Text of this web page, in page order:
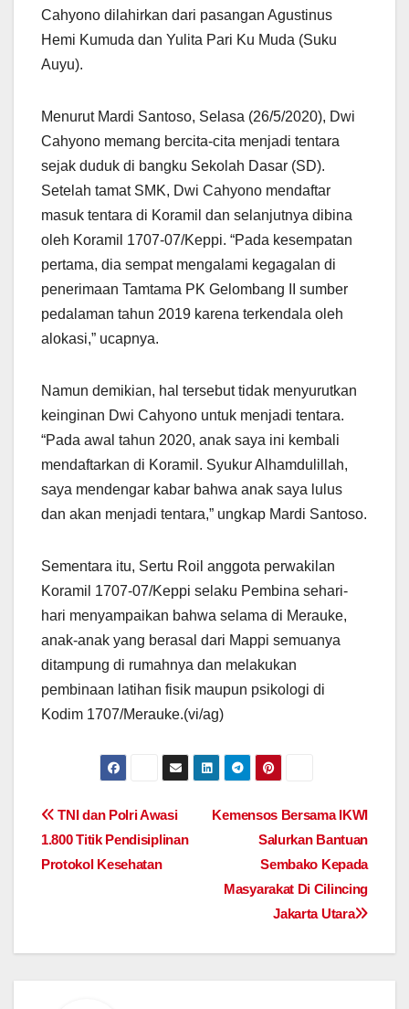
Cahyono dilahirkan dari pasangan Agustinus
Hemi Kumuda dan Yulita Pari Ku Muda (Suku
Auyu).
Menurut Mardi Santoso, Selasa (26/5/2020), Dwi
Cahyono memang bercita-cita menjadi tentara
sejak duduk di bangku Sekolah Dasar (SD).
Setelah tamat SMK, Dwi Cahyono mendaftar
masuk tentara di Koramil dan selanjutnya dibina
oleh Koramil 1707-07/Keppi. “Pada kesempatan
pertama, dia sempat mengalami kegagalan di
penerimaan Tamtama PK Gelombang II sumber
pedalaman tahun 2019 karena terkendala oleh
alokasi,” ucapnya.
Namun demikian, hal tersebut tidak menyurutkan
keinginan Dwi Cahyono untuk menjadi tentara.
“Pada awal tahun 2020, anak saya ini kembali
mendaftarkan di Koramil. Syukur Alhamdulillah,
saya mendengar kabar bahwa anak saya lulus
dan akan menjadi tentara,” ungkap Mardi Santoso.
Sementara itu, Sertu Roil anggota perwakilan
Koramil 1707-07/Keppi selaku Pembina sehari-
hari menyampaikan bahwa selama di Merauke,
anak-anak yang berasal dari Mappi semuanya
ditampung di rumahnya dan melakukan
pembinaan latihan fisik maupun psikologi di
Kodim 1707/Merauke.(vi/ag)
Post
navigation
Kemensos Bersama IKWI
Salurkan Bantuan
Sembako Kepada
Masyarakat Di Cilincing
Jakarta Utara
TNI dan Polri Awasi
1.800 Titik Pendisiplinan
Protokol Kesehatan